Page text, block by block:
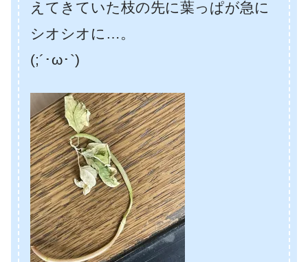
えてきていた枝の先に葉っぱが急に
シオシオに…。
(;´･ω･`)